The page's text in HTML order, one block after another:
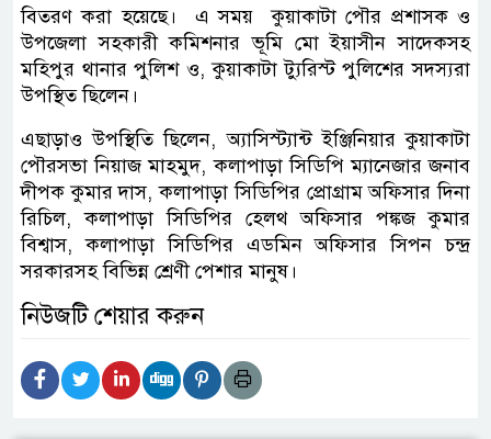
বিতরণ করা হয়েছে। এ সময় কুয়াকাটা পৌর প্রশাসক ও
উপজেলা সহকারী কমিশনার ভূমি মো ইয়াসীন সাদেকসহ
মহিপুর থানার পুলিশ ও, কুয়াকাটা ট্যুরিস্ট পুলিশের সদস্যরা
উপস্থিত ছিলেন।
এছাড়াও উপস্থিতি ছিলেন, অ্যাসিস্ট্যান্ট ইঞ্জিনিয়ার কুয়াকাটা
পৌরসভা নিয়াজ মাহমুদ, কলাপাড়া সিডিপি ম্যানেজার জনাব
দীপক কুমার দাস, কলাপাড়া সিডিপির প্রোগ্রাম অফিসার দিনা
রিচিল, কলাপাড়া সিডিপির হেলথ অফিসার পঙ্কজ কুমার
বিশ্বাস, কলাপাড়া সিডিপির এডমিন অফিসার সিপন চন্দ্র
সরকারসহ বিভিন্ন শ্রেণী পেশার মানুষ।
নিউজটি শেয়ার করুন